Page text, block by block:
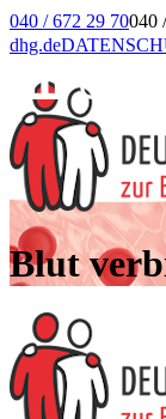
040 / 672 29 70040
dhg.de
Blut